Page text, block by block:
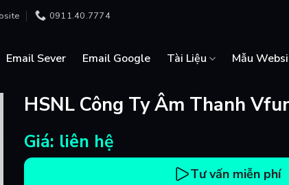
0911.40.7774
Email Sever Email Google Tài Liệu Mẫu
HSNL Công Ty Âm Thanh
Giá: liên hệ
Tư vấn miễn phí